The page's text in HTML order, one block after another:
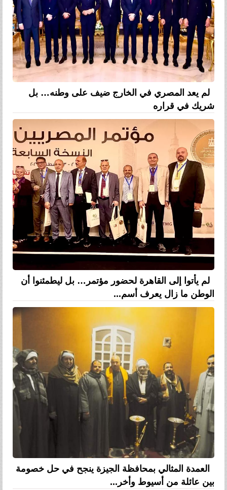
لم يعد المصري في الخارج ضيف على وطنه… بل
شريك في قراره
لم يأتوا إلى القاهرة لحضور مؤتمر… بل ليطمئنوا أن
الوطن ما زال يعرف أسم...
العمدة المثالي بمحافظة الجيزة ينجح في حل خصومة
بين عائلة من أسيوط وأخر...